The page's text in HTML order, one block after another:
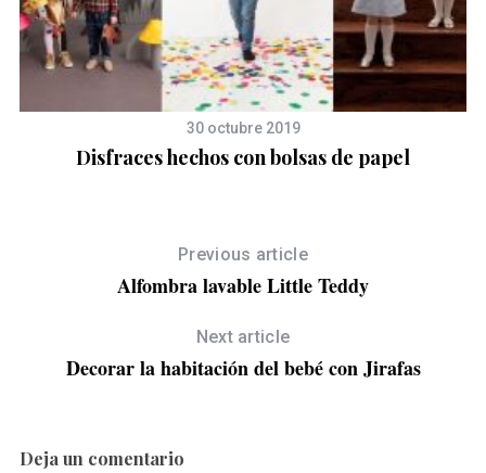
30 octubre 2019
Disfraces hechos con bolsas de papel
Previous article
Alfombra lavable Little Teddy
Next article
Decorar la habitación del bebé con Jirafas
Deja un comentario